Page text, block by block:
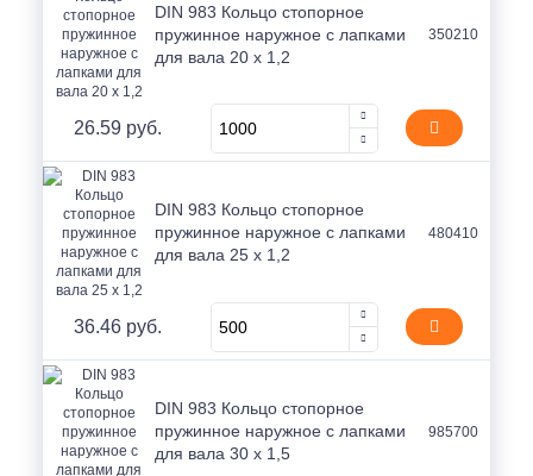
DIN 983 Кольцо стопорное
пружинное наружное с лапками
для вала 20 x 1,2
350210
26.59 руб.
DIN 983 Кольцо стопорное
пружинное наружное с лапками
для вала 25 x 1,2
480410
36.46 руб.
DIN 983 Кольцо стопорное
пружинное наружное с лапками
для вала 30 x 1,5
985700